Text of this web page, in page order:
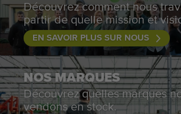
Découvrez comment nous
partir de quelle mission et
EN SAVOIR PLUS SUR NOUS
NOS MARQUES
Découvrez quelles marques
vendons en stock.